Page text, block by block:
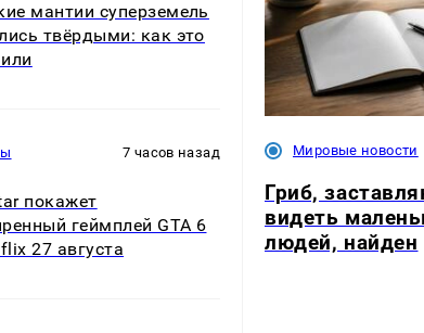
мантии суперземель
твёрдыми: как это
7 часов назад
покажет
геймплей GTA 6
27 августа
Мировые новости
Гриб,
видеть
людей, найден